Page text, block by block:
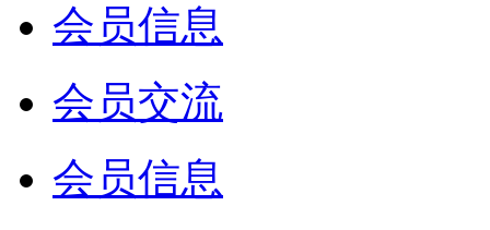
会员信息
会员交流
会员信息